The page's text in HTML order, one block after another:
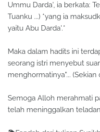
Ummu Darda', ia berkata:
Tuanku ...) *yang ia
yaitu Abu Darda'.*
Maka dalam hadits ini
seorang istri menyebut
menghormatinya"...
Semoga Alloh merahmati
telah meninggalkan